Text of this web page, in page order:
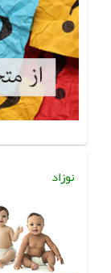
نوزاد